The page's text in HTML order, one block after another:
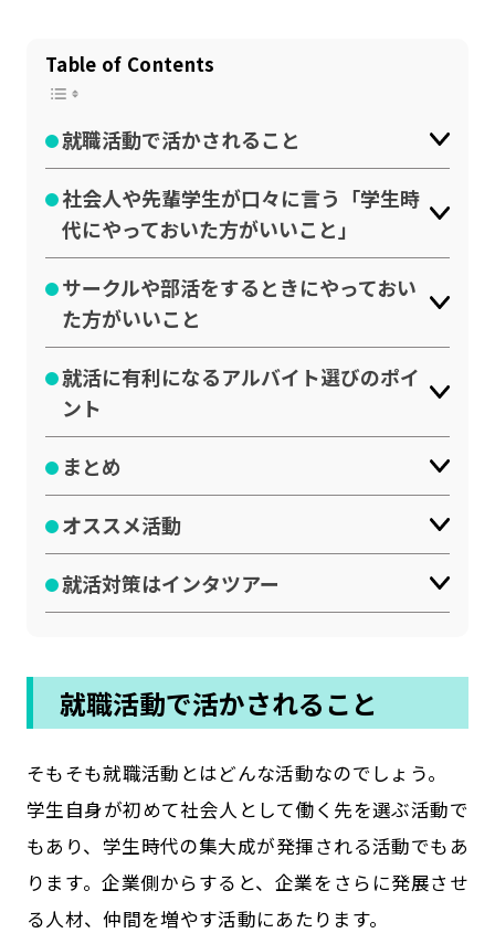
Table of Contents
就職活動で活かされること
社会人や先輩学生が口々に言う「学生時
代にやっておいた方がいいこと」
サークルや部活をするときにやっておい
た方がいいこと
就活に有利になるアルバイト選びのポイ
ント
まとめ
オススメ活動
就活対策はインタツアー
就職活動で活かされること
そもそも就職活動とはどんな活動なのでしょう。
学生自身が初めて社会人として働く先を選ぶ活動で
もあり、学生時代の集大成が発揮される活動でもあ
ります。企業側からすると、企業をさらに発展させ
る人材、仲間を増やす活動にあたります。